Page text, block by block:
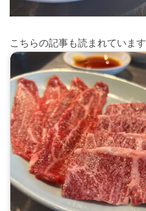
こちらの記事も読まれています